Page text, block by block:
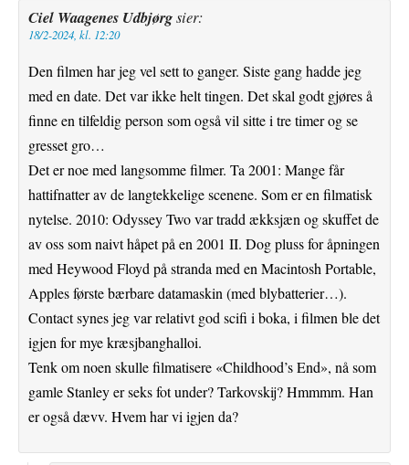
Ciel Waagenes Udbjørgsier:
18/2-2024, kl. 12:20
Den filmen har jeg vel sett to ganger. Siste gang hadde jeg
med en date. Det var ikke helt tingen. Det skal godt gjøres å
finne en tilfeldig person som også vil sitte i tre timer og se
gresset gro…
Det er noe med langsomme filmer. Ta 2001: Mange får
hattifnatter av de langtekkelige scenene. Som er en filmatisk
nytelse. 2010: Odyssey Two var tradd ækksjæn og skuffet de
av oss som naivt håpet på en 2001 II. Dog pluss for åpningen
med Heywood Floyd på stranda med en Macintosh Portable,
Apples første bærbare datamaskin (med blybatterier…).
Contact synes jeg var relativt god scifi i boka, i filmen ble det
igjen for mye kræsjbanghalloi.
Tenk om noen skulle filmatisere «Childhood’s End», nå som
gamle Stanley er seks fot under? Tarkovskij? Hmmmm. Han
er også dævv. Hvem har vi igjen da?